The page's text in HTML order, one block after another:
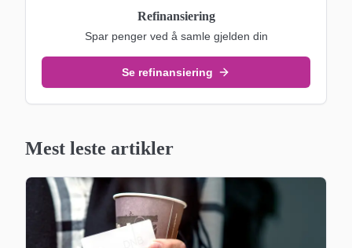
Refinansiering
Spar penger ved å samle gjelden din
Se refinansiering
Mest leste artikler